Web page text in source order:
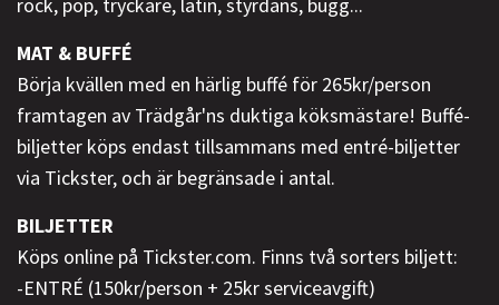
MAT & BUFFÉ
Börja kvällen med en härlig buffé för 265kr/person
framtagen av Trädgår'ns duktiga köksmästare! Buffé-
biljetter köps endast tillsammans med entré-biljetter
via Tickster, och är begränsade i antal.
BILJETTER
Köps online på Tickster.com. Finns två sorters biljett:
-ENTRÉ (150kr/person + 25kr serviceavgift)